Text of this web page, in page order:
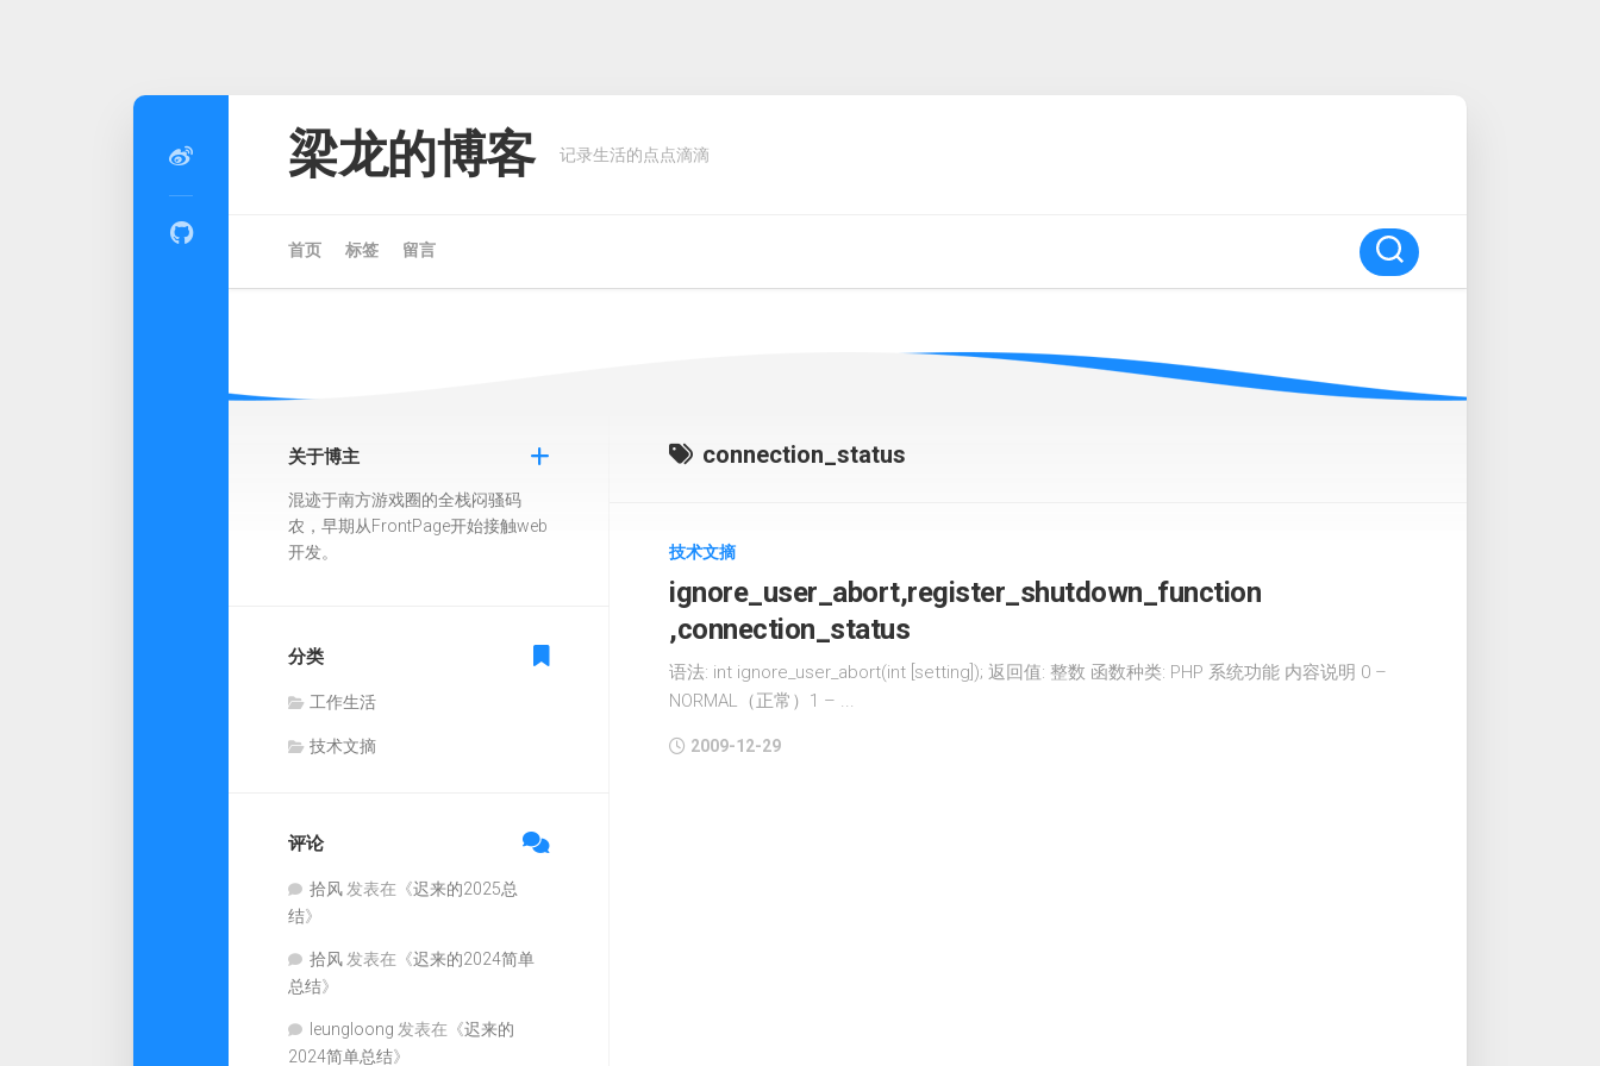
梁龙的博客 记录生活的点点滴滴
首页 标签 留言
connection_status
技术文摘
ignore_user_abort,register_shutdown_function
,connection_status
语法: int ignore_user_abort(int [setting]); 返回值: 整数 函数种类: PHP 系统功能 内容说明 0 –
NORMAL（正常）1 – ...
2009-12-29
关于博主
混迹于南方游戏圈的全栈闷骚码
农，早期从FrontPage开始接触web
开发。
分类
工作生活
技术文摘
评论
拾风 发表在《迟来的2025总
结》
拾风 发表在《迟来的2024简单
总结》
leungloong 发表在《迟来的
2024简单总结》